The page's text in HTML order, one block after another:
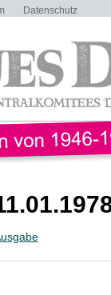
Datenschutz